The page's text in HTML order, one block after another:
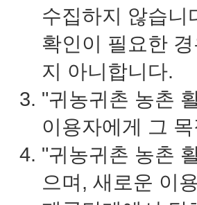
수집하지 않습니
확인이 필요한
지 아니합니다.
"귀농귀촌 농촌
이용자에게 그
"귀농귀촌 농촌
으며, 새로운 이